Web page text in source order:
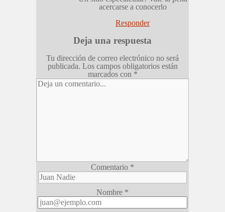
acercarse a conocerlo
Responder
Deja una respuesta
Tu dirección de correo electrónico no será
publicada. Los campos obligatorios están
marcados con *
Comentario *
Nombre *